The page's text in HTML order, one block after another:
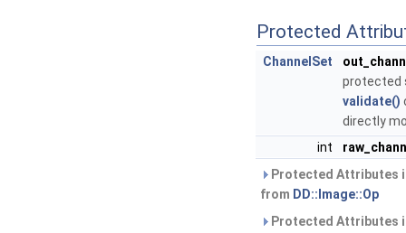
Protected
ChannelSet
protected
validate()
directly
int
Protected Attributes
from DD::Image::Op
Protected Attributes